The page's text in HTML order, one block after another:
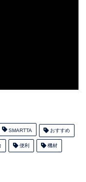
SMARTTA おすすめ
便利 機材